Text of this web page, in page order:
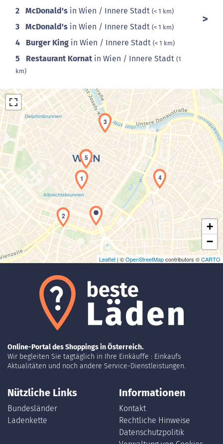
2 McDonald's in Wien / Innere Stadt (< 1 km)
3 McDonald's in Wien / Innere Stadt (< 1 km)
4 Burger King in Wien / Innere Stadt (< 1 km)
5 Restaurant Kornat in Wien / Innere Stadt (1
km)
Laden der Karte...
1
2
3
4
5
+
−
Leaflet | ©OpenStreetMapcontributors ©CARTO
Online-Portal des Shoppings in Österreich.
Wir begleiten Sie tagtäglich in Ihre Einkäuffe : Einkaufs
Aktualitäten und noch andere Service-Dienstleistungen.
Nützliche Links
Bundesländer
Ladenkette
Informationen
Kontakt
Rechtliche Hinweise
Datenschutzpolitik